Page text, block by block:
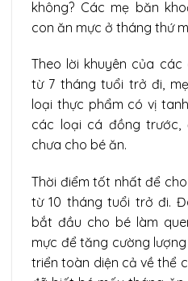
không? Các mẹ băn
con ăn mực ở tháng thứ
Theo lời khuyên của
từ 7 tháng tuổi trở đi,
loại thực phẩm có vị
các loại cá đồng trước,
chưa cho bé ăn.
Thời điểm tốt nhất để
từ 10 tháng tuổi trở đi.
bắt đầu cho bé làm
mực để tăng cường
triển toàn diện cả về thể